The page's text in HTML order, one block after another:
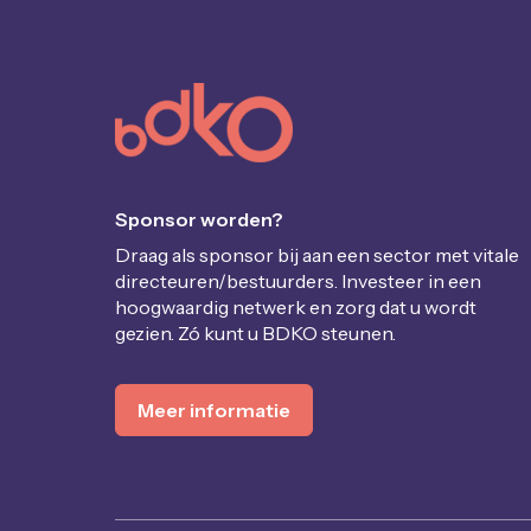
Sponsor worden?
Draag als sponsor bij aan een sector met vitale
directeuren/bestuurders. Investeer in een
hoogwaardig netwerk en zorg dat u wordt
gezien. Zó kunt u BDKO steunen.
Meer informatie